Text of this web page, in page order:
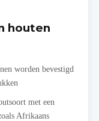
houten
worden bevestigd
met een
Afrikaans